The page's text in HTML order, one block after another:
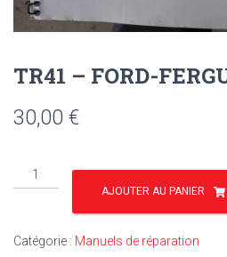
TR41 – FORD-
30,00 €
quantité
de
FORD-
AJOUTER AU PANIER
Catégorie : Manuels de réparation